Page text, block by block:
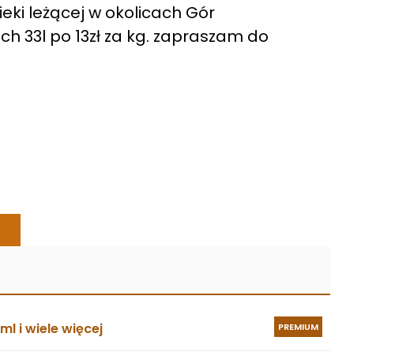
leżącej w okolicach Gór
33l po 13zł za kg. zapraszam do
PREMIUM
i wiele więcej